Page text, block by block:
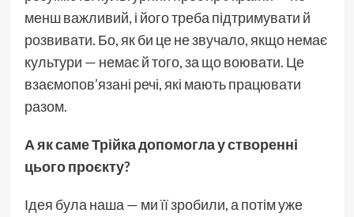
менш важливий, і його треба підтримувати й
розвивати. Бо, як би це не звучало, якщо немає
культури — немає й того, за що воювати. Це
взаємопов’язані речі, які мають працювати
разом.
А як саме Трійка допомогла у створенні
цього проєкту?
Ідея була наша — ми її зробили, а потім уже